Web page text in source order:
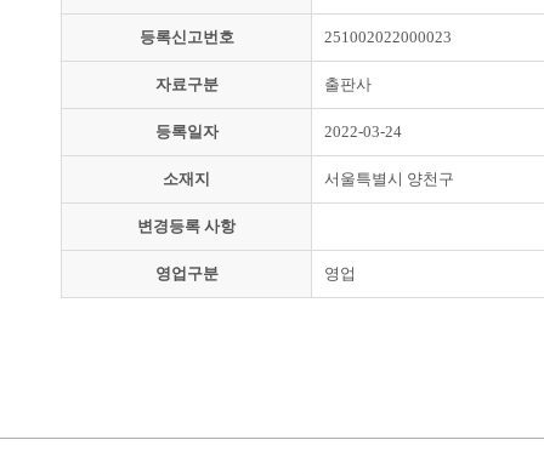
등록신고번호 251002022000023
자료구분 출판사
등록일자 2022-03-24
소재지 서울특별시 양천구
변경등록 사항
영업구분 영업